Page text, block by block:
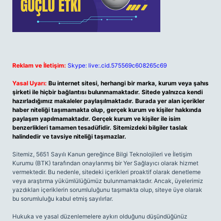
Reklam ve İletişim: Skype: live:.cid.575569c608265c69
Yasal Uyarı: Bu internet sitesi, herhangi bir marka, kurum veya şahıs
şirketi ile hiçbir bağlantısı bulunmamaktadır. Sitede yalnızca kendi
hazırladığımız makaleler paylaşılmaktadır. Burada yer alan içerikler
haber niteliği taşımamakta olup, gerçek kurum ve kişiler hakkında
paylaşım yapılmamaktadır. Gerçek kurum ve kişiler ile isim
benzerlikleri tamamen tesadüfidir. Sitemizdeki bilgiler taslak
halindedir ve tavsiye niteliği taşımazlar.
Sitemiz, 5651 Sayılı Kanun gereğince Bilgi Teknolojileri ve İletişim
Kurumu (BTK) tarafından onaylanmış bir Yer Sağlayıcı olarak hizmet
vermektedir. Bu nedenle, sitedeki içerikleri proaktif olarak denetleme
veya araştırma yükümlülüğümüz bulunmamaktadır. Ancak, üyelerimiz
yazdıkları içeriklerin sorumluluğunu taşımakta olup, siteye üye olarak
bu sorumluluğu kabul etmiş sayılırlar.
Hukuka ve yasal düzenlemelere aykırı olduğunu düşündüğünüz